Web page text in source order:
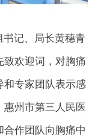
书记、局长黄穗青
致欢迎词，对胸痛
和专家团队表示感
惠州市第三人民医
合作团队向胸痛中